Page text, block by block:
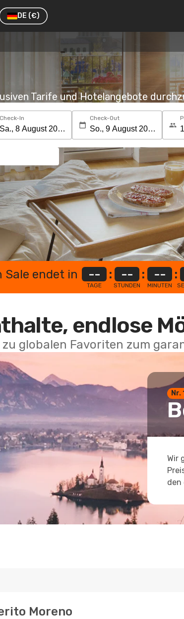
DE (€)
Tarife und Hotelangebote
Check-In Check-Out
Sale endet in --
TAGE
: --
STUNDEN
: --
MINUTEN
:
endlose
globalen Favoriten zum
Nr.
Wir
den
Moreno